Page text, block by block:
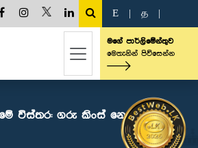
E த
මගේ පාර්ලිමේන්තුව
මෙතැනින් පිවිසෙන්න
විස්තර: ගරු කිංස් නෙල්සන්